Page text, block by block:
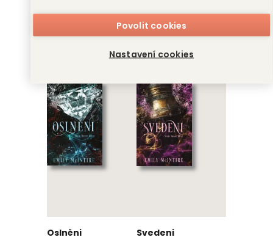
Povolit cookies
Nastavení cookies
Zmámeni
Oslněni
Svedeni